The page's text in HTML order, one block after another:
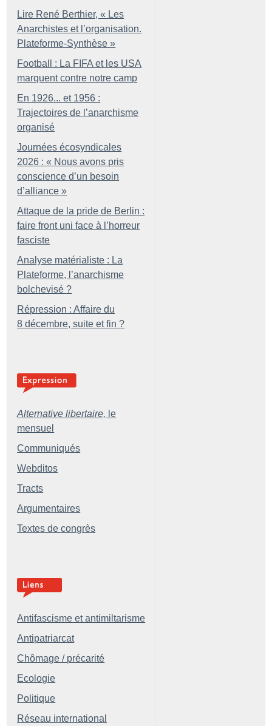
Lire René Berthier, « Les
Anarchistes et l’organisation.
Plateforme-Synthèse »
Football : La FIFA et les USA
marquent contre notre camp
En 1926... et 1956 :
Trajectoires de l’anarchisme
organisé
Journées écosyndicales
2026 : « Nous avons pris
conscience d’un besoin
d’alliance »
Attaque de la pride de Berlin :
faire front uni face à l’horreur
fasciste
Analyse matérialiste : La
Plateforme, l’anarchisme
bolchevisé ?
Répression : Affaire du
8 décembre, suite et fin ?
Alternative libertaire, le
mensuel
Communiqués
Webditos
Tracts
Argumentaires
Textes de congrès
Antifascisme et antimiltarisme
Antipatriarcat
Chômage / précarité
Ecologie
Politique
Réseau international